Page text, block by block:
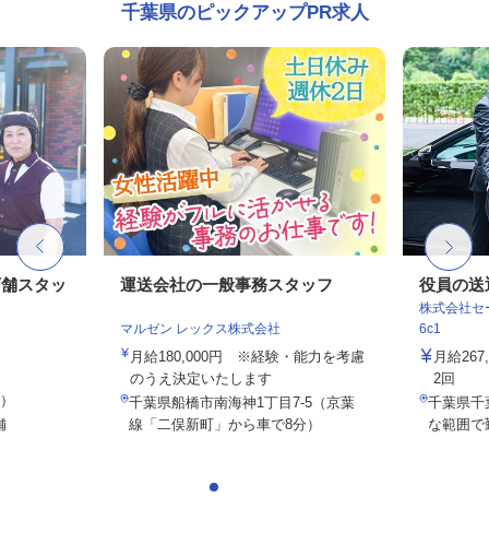
千葉県のピックアップPR求人
スタッ 運送会社の一般事務スタッフ
マルゼン レックス株式会社
月給180,000円 ※経験・能力を考慮
のうえ決定いたします
千葉県船橋市南海神1丁目7-5（京葉
線「二俣新町」から車で8分）
役員の送
株式会社
6c1
月給
2回
千葉県
な範囲で